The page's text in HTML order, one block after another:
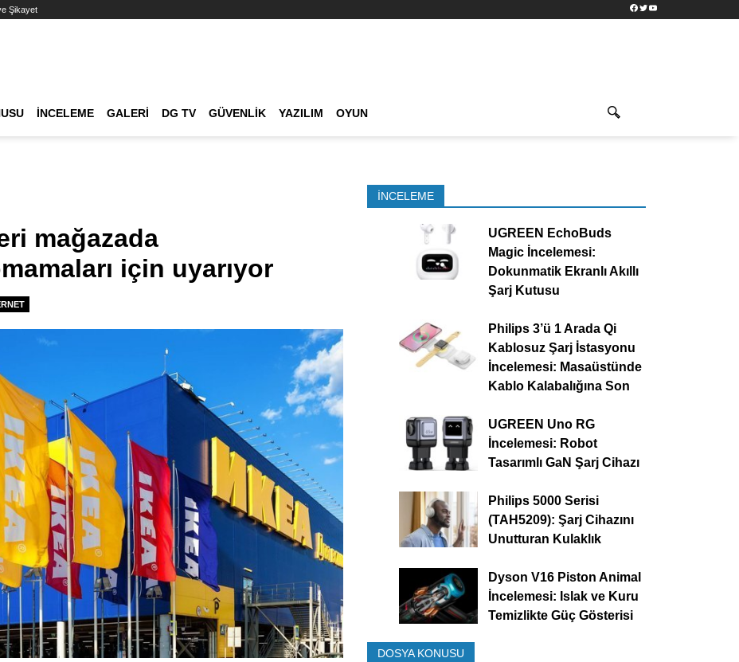
Şikayet Facebook
TwitterYouTube
İNCELEME GALERI DG TV GÜVENLIK YAZILIM OYUN
mağazada
için uyarıyor
İNCELEME
UGREEN EchoBuds
Magic İncelemesi:
Dokunmatik Ekranlı Akıllı
Şarj Kutusu
Philips 3’ü 1 Arada Qi
Kablosuz Şarj İstasyonu
İncelemesi: Masaüstünde
Kablo Kalabalığına Son
UGREEN Uno RG
İncelemesi: Robot
Tasarımlı GaN Şarj Cihazı
Philips 5000 Serisi
(TAH5209): Şarj Cihazını
Unutturan Kulaklık
Dyson V16 Piston Animal
İncelemesi: Islak ve Kuru
Temizlikte Güç Gösterisi
DOSYA KONUSU